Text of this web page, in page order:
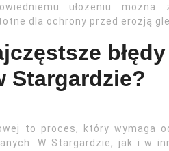
ułożeniu można
dla ochrony przed erozją
Stargardzie?
to proces, który wymaga
W Stargardzie, jak i w